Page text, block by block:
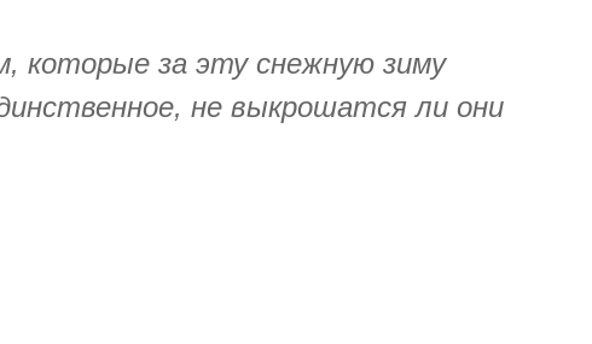
которые за эту снежную зиму
не выкрошатся ли они